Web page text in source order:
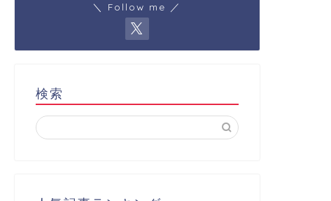
＼ Follow me ／
検索